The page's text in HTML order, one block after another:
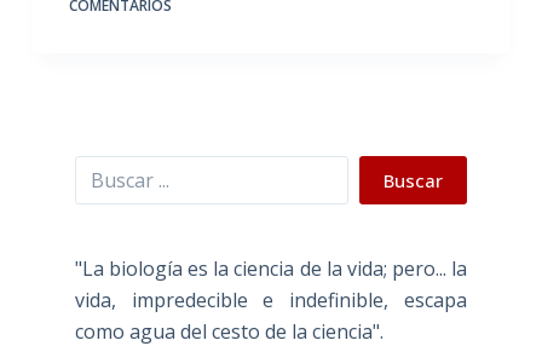
COMENTARIOS
Buscar Buscar
"La biología es la ciencia de la vida; pero... la
vida, impredecible e indefinible, escapa
como agua del cesto de la ciencia".